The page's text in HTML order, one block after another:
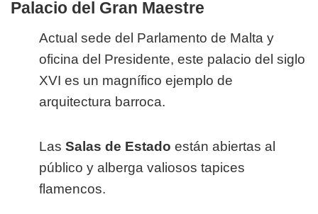
Palacio del Gran Maestre
Actual sede del Parlamento de Malta y
oficina del Presidente, este palacio del siglo
XVI es un magnífico ejemplo de
arquitectura barroca.
Las Salas de Estado están abiertas al
público y alberga valiosos tapices
flamencos.